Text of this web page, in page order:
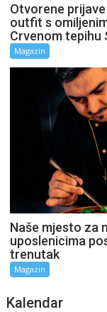
Otvorene
outfit s
Crvenom tepihu
Magazin
Naše mjesto za
uposlenicima
trenutak
Magazin
Kalendar